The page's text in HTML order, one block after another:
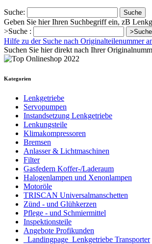
Suche: Suche
Geben Sie hier Ihren Suchbegriff ein, zB
>Suche :
>Suche
Hilfe zu der Suche nach Originalteilenummer
Suchen Sie hier direkt nach Ihrer
Kategorien
Lenkgetriebe
Servopumpen
Instandsetzung Lenkgetriebe
Lenkungsteile
Klimakompressoren
Bremsen
Anlasser & Lichtmaschinen
Filter
Gasfedern Koffer-/Laderaum
Halogenlampen und Xenonlampen
Motoröle
TRISCAN Universalmanschetten
Zünd - und Glühkerzen
Pflege - und Schmiermittel
Inspektionsteile
Angebote Profikunden
_Landingpage_Lenkgetriebe Transporter